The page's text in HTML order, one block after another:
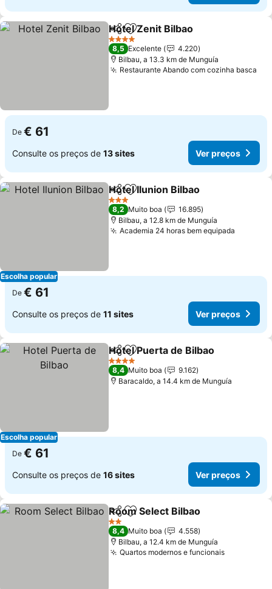
PartilharAdicionar aos favoritos
Hotel Zenit Bilbao
4 Estrelas
8,5 Excelente
4.220
Bilbau, a 13.3 km de Munguía
Restaurante Abando com cozinha basca
De € 61
Consulte os preços de 13 sites Ver preços
Escolha popular
PartilharAdicionar aos favoritos
Hotel Ilunion Bilbao
3 Estrelas
8,2 Muito boa
16.895
Bilbau, a 12.8 km de Munguía
Academia 24 horas bem equipada
De € 61
Consulte os preços de 11 sites Ver preços
Escolha popular
PartilharAdicionar aos favoritos
Hotel Puerta de Bilbao
4 Estrelas
8,4 Muito boa
9.162
Baracaldo, a 14.4 km de Munguía
De € 61
Consulte os preços de 16 sites Ver preços
PartilharAdicionar aos favoritos
Room Select Bilbao
2 Estrelas
8,4 Muito boa
4.558
Bilbau, a 12.4 km de Munguía
Quartos modernos e funcionaisVer